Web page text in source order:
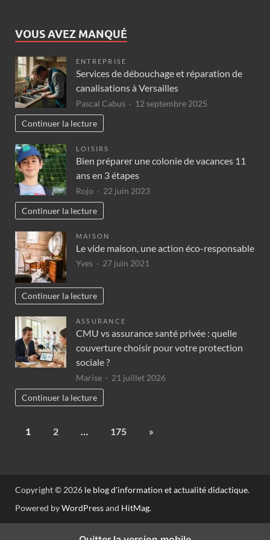
VOUS AVEZ MANQUÉ
ENTREPRISE
Services de débouchage et réparation de
canalisations à Versailles
Pascal Cabus
12 septembre 2025
Continuer la lecture
LOISIRS
Bien préparer une colonie de vacances 11
ans en 3 étapes
Rojo
22 juin 2023
Continuer la lecture
MAISON
Le vide maison, une action éco-responsable
Yves 27 juin 2021
Continuer la lecture
ASSURANCE
CMU vs assurance santé privée : quelle
couverture choisir pour votre protection
sociale ?
Marise
21 juillet 2026
Continuer la lecture
1 2 … 175 »
Copyright © 2026 le blog d'information et actualité didactique.
Powered byWordPressand HitMag.